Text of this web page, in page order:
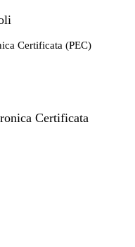
Certificata (PEC)
Certificata